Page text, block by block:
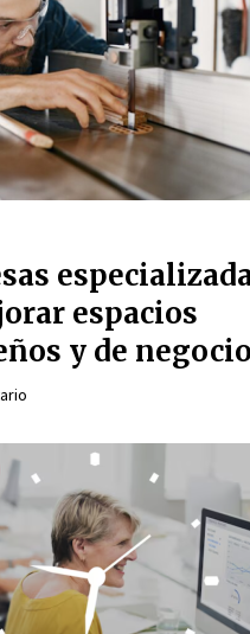
espacios
y de